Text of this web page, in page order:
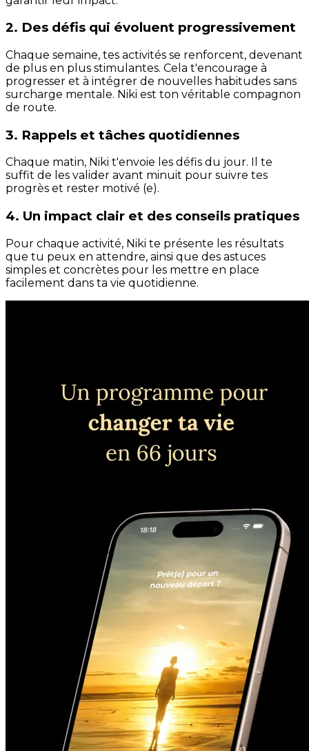
2. Des défis qui évoluent progressivement
Chaque semaine, tes activités se renforcent, devenant
de plus en plus stimulantes. Cela t'encourage à
progresser et à intégrer de nouvelles habitudes sans
surcharge mentale. Niki est ton véritable compagnon
de route.
3. Rappels et tâches quotidiennes
Chaque matin, Niki t'envoie les défis du jour. Il te
suffit de les valider avant minuit pour suivre tes
progrès et rester motivé (e).
4. Un impact clair et des conseils pratiques
Pour chaque activité, Niki te présente les résultats
que tu peux en attendre, ainsi que des astuces
simples et concrètes pour les mettre en place
facilement dans ta vie quotidienne.